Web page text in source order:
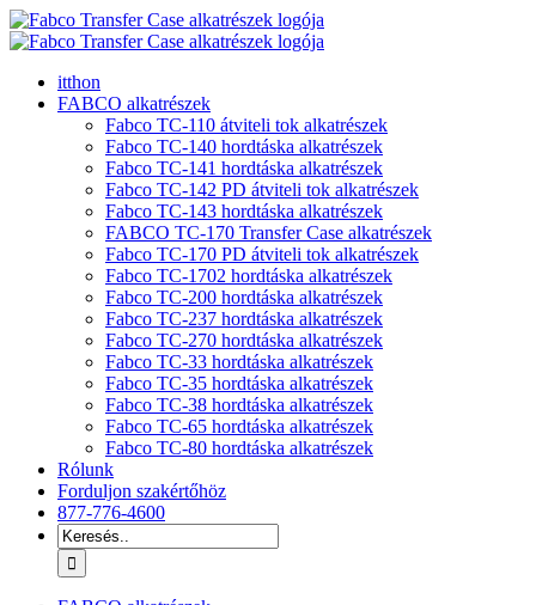
Ugrás
a
itthon
FABCO alkatrészek
Fabco TC-110 átviteli tok alkatrészek
Fabco TC-140 hordtáska alkatrészek
Fabco TC-141 hordtáska alkatrészek
Fabco TC-142 PD átviteli tok alkatrészek
Fabco TC-143 hordtáska alkatrészek
FABCO TC-170 Transfer Case alkatrészek
Fabco TC-170 PD átviteli tok alkatrészek
Fabco TC-1702 hordtáska alkatrészek
Fabco TC-200 hordtáska alkatrészek
Fabco TC-237 hordtáska alkatrészek
Fabco TC-270 hordtáska alkatrészek
Fabco TC-33 hordtáska alkatrészek
Fabco TC-35 hordtáska alkatrészek
Fabco TC-38 hordtáska alkatrészek
Fabco TC-65 hordtáska alkatrészek
Fabco TC-80 hordtáska alkatrészek
Rólunk
Forduljon szakértőhöz
877-776-4600
Keresés: